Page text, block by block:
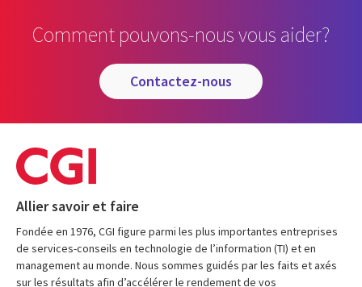
Comment pouvons-nous vous aider?
contactez-nous
Allier savoir et faire
Fondée en 1976, CGI figure parmi les plus importantes entreprises
de services-conseils en technologie de l’information (TI) et en
management au monde. Nous sommes guidés par les faits et axés
sur les résultats afin d’accélérer le rendement de vos